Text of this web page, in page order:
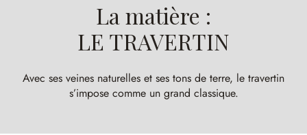
La matière :
LE TRAVERTIN
Avec ses veines naturelles et ses tons de terre, le travertin
s’impose comme un grand classique.